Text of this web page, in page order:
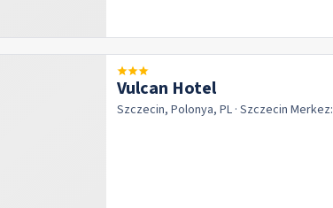
Vulcan Hotel
Szczecin, Polonya, PL · Szczecin Merkez: